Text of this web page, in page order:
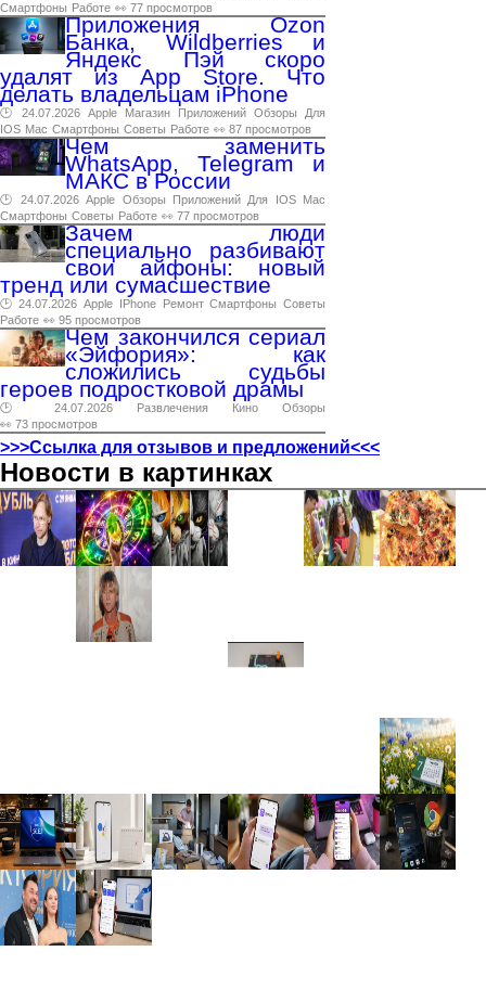
Смартфоны Работе 👀 77 просмотров
Приложения Ozon
Банка, Wildberries и
Яндекс Пэй скоро
удалят из App Store. Что
делать владельцам iPhone
🕑 24.07.2026 Apple Магазин Приложений Обзоры
Для
IOS Mac Смартфоны Советы Работе 👀 87 просмотров
Чем заменить
WhatsApp, Telegram и
МАКС в России
🕑 24.07.2026 Apple Обзоры Приложений Для IOS
Mac
Смартфоны Советы Работе 👀 77 просмотров
Зачем люди
специально разбивают
свои айфоны: новый
тренд или сумасшествие
🕑 24.07.2026 Apple IPhone Ремонт Смартфоны Советы
Работе 👀 95 просмотров
Чем закончился сериал
«Эйфория»: как
сложились судьбы
героев подростковой драмы
🕑 24.07.2026 Развлечения Кино
Обзоры
👀 73 просмотров
>>>Ссылка для отзывов и предложений<<<
Новости в картинках